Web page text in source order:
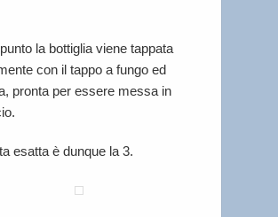
la bottiglia viene tappata
con il tappo a fungo ed
pronta per essere messa in
esatta è dunque la 3.